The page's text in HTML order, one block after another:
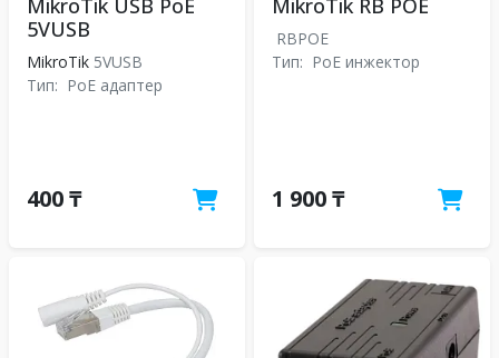
MikroTik USB PoE
5VUSB
MikroTik 5VUSB
Тип: PoE адаптер
400 ₸
MikroTik RB POE
RBPOE
Тип: PoE инжектор
1 900 ₸